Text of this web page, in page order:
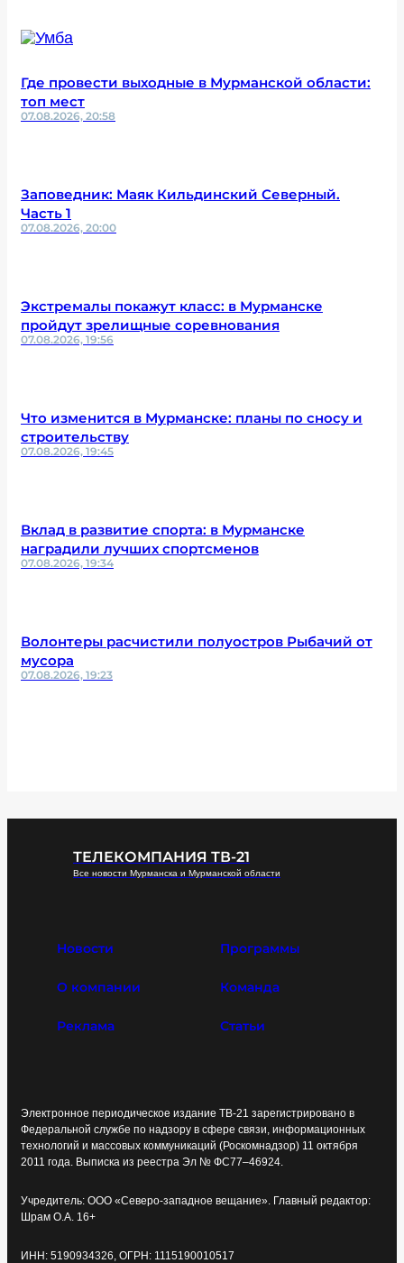
Где провести выходные в Мурманской области:
топ мест
07.08.2026, 20:58
Заповедник: Маяк Кильдинский Северный.
Часть 1
07.08.2026, 20:00
Экстремалы покажут класс: в Мурманске
пройдут зрелищные соревнования
07.08.2026, 19:56
Что изменится в Мурманске: планы по сносу и
строительству
07.08.2026, 19:45
Вклад в развитие спорта: в Мурманске
наградили лучших спортсменов
07.08.2026, 19:34
Волонтеры расчистили полуостров Рыбачий от
мусора
07.08.2026, 19:23
ТЕЛЕКОМПАНИЯ ТВ-21
Все новости Мурманска и Мурманской области
Новости Программы
О компании Команда
Реклама Статьи
Электронное периодическое издание ТВ-21 зарегистрировано в
Федеральной службе по надзору в сфере связи, информационных
технологий и массовых коммуникаций (Роскомнадзор) 11 октября
2011 года. Выписка из реестра Эл № ФС77–46924.
Учредитель: ООО «Северо-западное вещание». Главный редактор:
Шрам О.А. 16+
ИНН: 5190934326, ОГРН: 1115190010517